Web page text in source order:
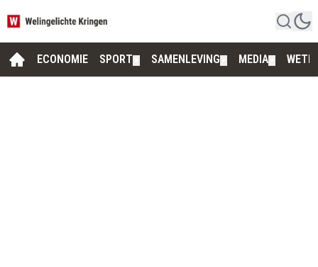
ECONOMIE SPORT SAMENLEVING MEDIA